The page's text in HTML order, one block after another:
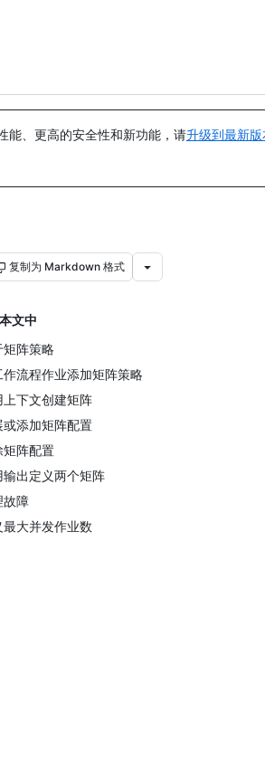
能、更高的安全性和新功能，请升级到最新
复制为 Markdown 格式
文中
矩阵策略
作流程作业添加矩阵策略
上下文创建矩阵
或添加矩阵配置
矩阵配置
输出定义两个矩阵
故障
最大并发作业数